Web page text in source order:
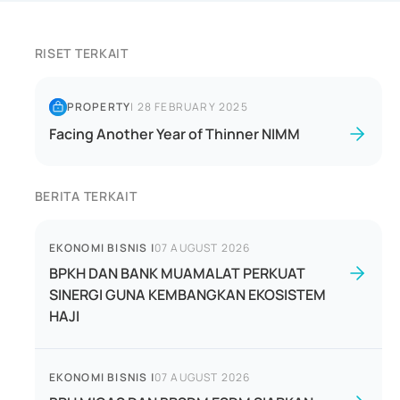
RISET TERKAIT
PROPERTY| 28 FEBRUARY 2025
Facing Another Year of Thinner NIMM
BERITA TERKAIT
EKONOMI BISNIS |07 AUGUST 2026
BPKH DAN BANK MUAMALAT PERKUAT
SINERGI GUNA KEMBANGKAN EKOSISTEM
HAJI
EKONOMI BISNIS |07 AUGUST 2026